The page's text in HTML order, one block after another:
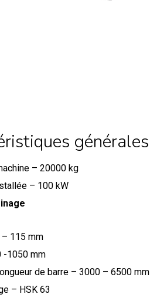
générales
– 20000 kg
– 100 kW
115 mm
-1050 mm
de barre – 3000 – 6500 mm
– HSK 63